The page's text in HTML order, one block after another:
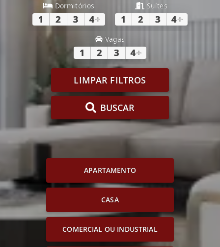
Dormitórios
1 2 3 4+
Suítes
1 2 3 4+
Vagas
1 2 3 4+
LIMPAR FILTROS
BUSCAR
APARTAMENTO
CASA
COMERCIAL OU INDUSTRIAL